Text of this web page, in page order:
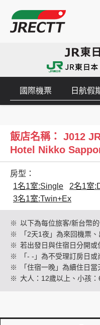
創造旅遊
國際機票 日航假
飯店名稱： J012
Hotel Nikko
房型：
1名1室:Single
2名1室
3名1室:Twin+Ex
※ 以下為每位旅客/新台幣
※
「2天1夜」為來回機票
※ 若出發日與住宿日分開
※
「- -」為不受理訂房日
※
「住宿一晚」為續住日
※ 大人：12歲以上、小孩